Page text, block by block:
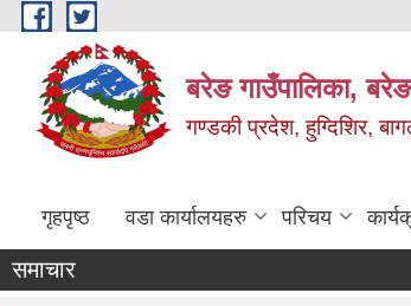
Skip to main content
बरेङ गाउँपालिका, बरेङ
गण्डकी प्रदेश, हुग्दिशिर,
गृहपृष्ठ वडा कार्यालयहरु परिचय
समाचार